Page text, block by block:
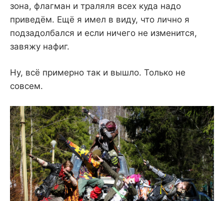
зона, флагман и траляля всех куда надо
приведём. Ещё я имел в виду, что лично я
подзадолбался и если ничего не изменится,
завяжу нафиг.
Ну, всё примерно так и вышло. Только не
совсем.